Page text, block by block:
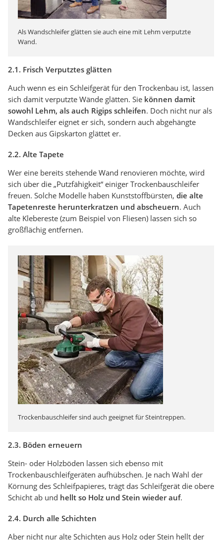
Als Wandschleifer glätten sie auch eine mit Lehm verputzte
Wand.
2.1. Frisch Verputztes glätten
Auch wenn es ein Schleifgerät für den Trockenbau ist, lassen
sich damit verputzte Wände glätten. Sie können damit
sowohl Lehm, als auch Rigips schleifen. Doch nicht nur als
Wandschleifer eignet er sich, sondern auch abgehängte
Decken aus Gipskarton glättet er.
2.2. Alte Tapete
Wer eine bereits stehende Wand renovieren möchte, wird
sich über die „Putzfähigkeit“ einiger Trockenbauschleifer
freuen. Solche Modelle haben Kunststoffbürsten, die alte
Tapetenreste herunterkratzen und abscheuern. Auch
alte Klebereste (zum Beispiel von Fliesen) lassen sich so
großflächig entfernen.
Trockenbauschleifer sind auch geeignet für Steintreppen.
2.3. Böden erneuern
Stein- oder Holzböden lassen sich ebenso mit
Trockenbauschleifgeräten aufhübschen. Je nach Wahl der
Körnung des Schleifpapieres, trägt das Schleifgerät die obere
Schicht ab und hellt so Holz und Stein wieder auf.
2.4. Durch alle Schichten
Aber nicht nur alte Schichten aus Holz oder Stein hellt der